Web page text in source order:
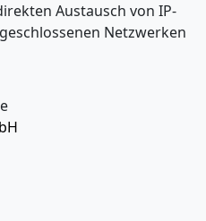
Austausch von IP-
Netzwerken